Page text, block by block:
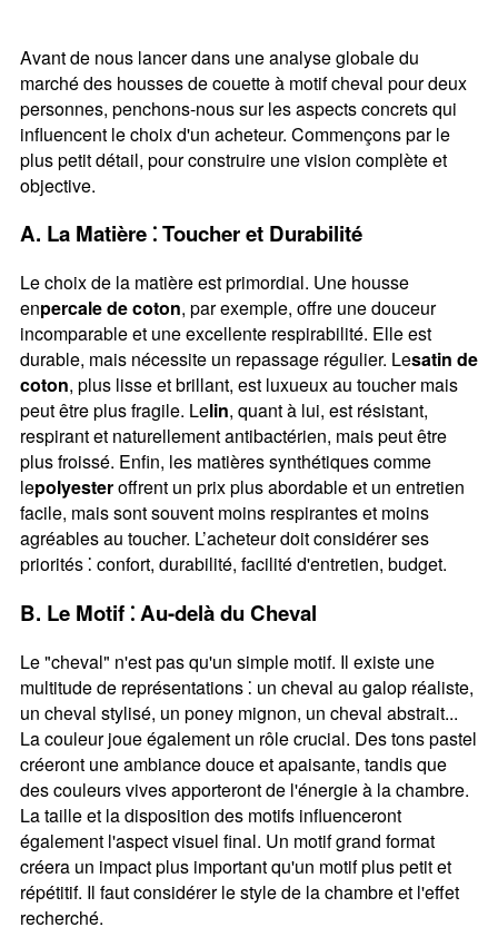
Avant de nous lancer dans une analyse globale du
marché des housses de couette à motif cheval pour deux
personnes, penchons-nous sur les aspects concrets qui
influencent le choix d'un acheteur. Commençons par le
plus petit détail, pour construire une vision complète et
objective.
A. La Matière ⁚ Toucher et Durabilité
Le choix de la matière est primordial. Une housse
enpercale de coton, par exemple, offre une douceur
incomparable et une excellente respirabilité. Elle est
durable, mais nécessite un repassage régulier. Lesatin de
coton, plus lisse et brillant, est luxueux au toucher mais
peut être plus fragile. Lelin, quant à lui, est résistant,
respirant et naturellement antibactérien, mais peut être
plus froissé. Enfin, les matières synthétiques comme
lepolyesteroffrent un prix plus abordable et un entretien
facile, mais sont souvent moins respirantes et moins
agréables au toucher. L’acheteur doit considérer ses
priorités ⁚ confort, durabilité, facilité d'entretien, budget.
B. Le Motif ⁚ Au-delà du Cheval
Le "cheval" n'est pas qu'un simple motif. Il existe une
multitude de représentations ⁚ un cheval au galop réaliste,
un cheval stylisé, un poney mignon, un cheval abstrait...
La couleur joue également un rôle crucial. Des tons pastel
créeront une ambiance douce et apaisante, tandis que
des couleurs vives apporteront de l'énergie à la chambre.
La taille et la disposition des motifs influenceront
également l'aspect visuel final. Un motif grand format
créera un impact plus important qu'un motif plus petit et
répétitif. Il faut considérer le style de la chambre et l'effet
recherché.